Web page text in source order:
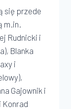
się przede
m.in.
Rudnicki i
Blanka
i
Gajownik i
Konrad